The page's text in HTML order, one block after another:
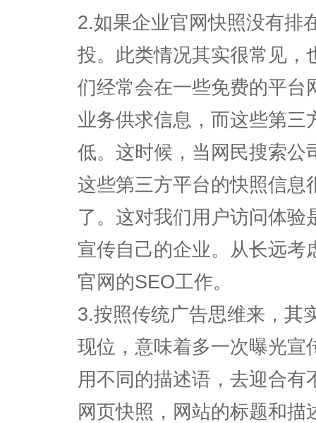
2.如果企业官网快照没有排
投。此类情况其实很常见，
们经常会在一些免费的平台
业务供求信息，而这些第三
低。这时候，当网民搜索公
这些第三方平台的快照信息
了。这对我们用户访问体
宣传自己的企业。从长远考
官网的SEO工作。
3.按照传统广告思维来，其
现位，意味着多一次曝光宣
用不同的描述语，去迎合
网页快照，网站的标题和